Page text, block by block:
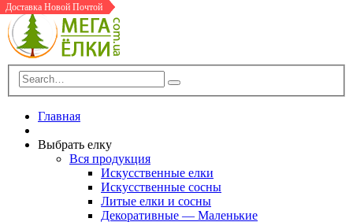
Главная
Выбрать елку
Вся продукция
Искусственные елки
Искусственные сосны
Литые елки и сосны
Декоративные — Маленькие
Доставка Новой Почтой
Доставка Новой Почтой
Доставка Новой Почтой
Доставка Новой Почтой
Доставка Новой Почтой